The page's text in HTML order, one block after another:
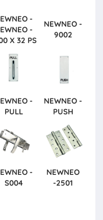
-
-
X 32 PS
NEWNEO -
9002
-
PULL
NEWNEO -
PUSH
-
S004
NEWNEO
-2501